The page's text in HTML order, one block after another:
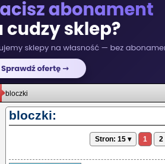
bloczki
bloczki:
Stron: 15 ▾ 1 2